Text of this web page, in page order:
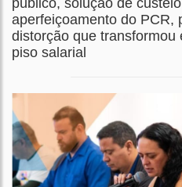
público, solução de
aperfeiçoamento do PCR,
distorção que
piso salarial